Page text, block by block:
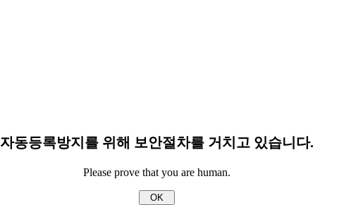
자동등록방지를 위해 보안절차를 거치고 있습니다.
Please prove that you are human.